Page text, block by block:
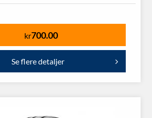
kr700.00
Se flere detaljer